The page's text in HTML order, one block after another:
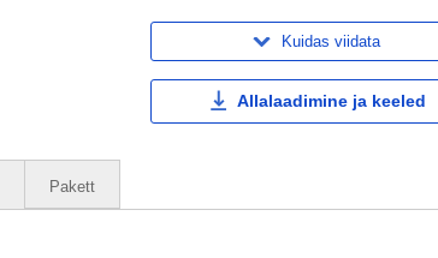
Kuidas viidata
Allalaadimine ja keeled
Pakett